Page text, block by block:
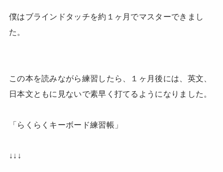
僕はブラインドタッチを約１ヶ月でマスターできまし
た。
この本を読みながら練習したら、１ヶ月後には、英文、
日本文ともに見ないで素早く打てるようになりました。
「らくらくキーボード練習帳」
↓↓↓